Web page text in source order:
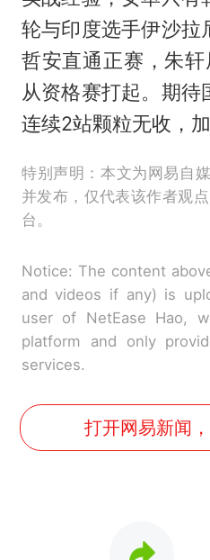
轮与印度选手伊沙拉
哲安直通正赛，朱
从资格赛打起。期
连续2站颗粒无收，加
特别声明：本文为网易自
并发布，仅代表该作者观
台。
Notice: The content
and videos if any) is
user of NetEase Hao,
platform and only
services.
打开网易新闻